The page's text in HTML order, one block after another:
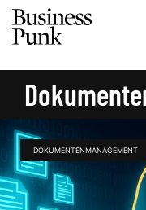
DOKUMENTENMANAGEMENT